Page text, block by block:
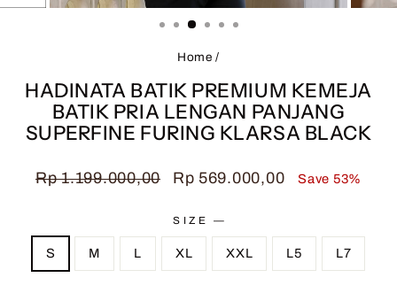
(ESC)
Home /
HADINATA BATIK PREMIUM KEMEJA
BATIK PRIA LENGAN PANJANG
SUPERFINE FURING KLARSA BLACK
Regular
Rp 1.199.000,00
Sale
Rp 569.000,00 Save 53%
SIZE —
S M L XL XXL L5 L7